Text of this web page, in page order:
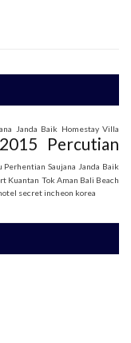
Janda Baik Homestay Villa
Percutian
Perhentian Saujana Janda Baik
Kuantan Tok Aman Bali Beach
secret incheon korea